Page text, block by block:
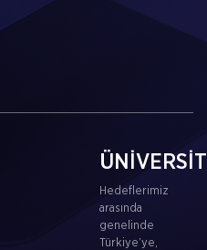
Hedeflerimiz
arasında
genelinde
Türkiye’ye,